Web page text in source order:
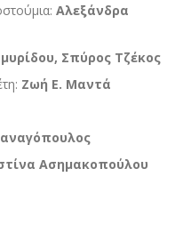
Αλεξάνδρα
Σπύρος Τζέκος
Ζωή Ε. Μαντά
Ασημακοπούλου